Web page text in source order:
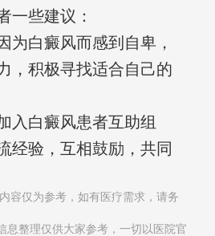
一些建议：
为白癜风而感到自卑，
，积极寻找适合自己的
入白癜风患者互助组
经验，互相鼓励，共同
容仅为参考，如有医疗需求，请务
息整理仅供大家参考，一切以医院官